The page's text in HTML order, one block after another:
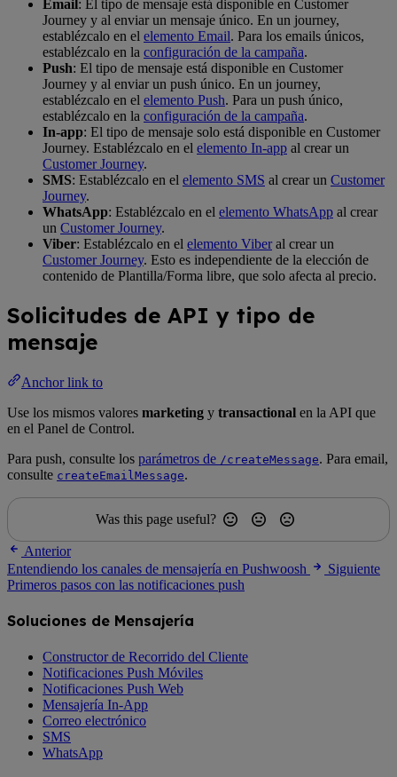
Email: El tipo de mensaje está disponible en Customer
Journey y al enviar un mensaje único. En un journey,
establézcalo en el elemento Email. Para los emails únicos,
establézcalo en la configuración de la campaña.
Push: El tipo de mensaje está disponible en Customer
Journey y al enviar un push único. En un journey,
establézcalo en el elemento Push. Para un push único,
establézcalo en la configuración de la campaña.
In-app: El tipo de mensaje solo está disponible en Customer
Journey. Establézcalo en el elemento In-app al crear un
Customer Journey.
SMS: Establézcalo en el elemento SMS al crear un Customer
Journey.
WhatsApp: Establézcalo en el elemento WhatsApp al crear
un Customer Journey.
Viber: Establézcalo en el elemento Viberal crear un
Customer Journey. Esto es independiente de la elección de
contenido de Plantilla/Forma libre, que solo afecta al precio.
Solicitudes de API y tipo de
mensaje
Anchor link to
Use los mismos valores marketing y transactional en la API que
en el Panel de Control.
Para push, consulte los parámetros de /createMessage. Para email,
consulte createEmailMessage.
Was this page useful?
Anterior
Entendiendo los canales de mensajería en Pushwoosh
Siguiente
Primeros pasos con las notificaciones push
Soluciones de Mensajería
Constructor de Recorrido del Cliente
Notificaciones Push Móviles
Notificaciones Push Web
Mensajería In-App
Correo electrónico
SMS
WhatsApp